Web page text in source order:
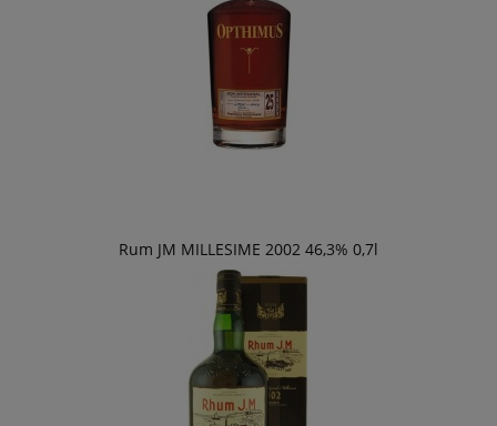
Rum JM MILLESIME 2002 46,3% 0,7l